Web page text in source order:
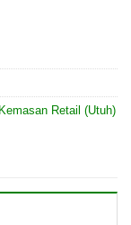
Kemasan Retail (Utuh)